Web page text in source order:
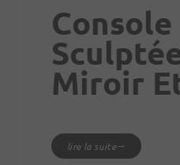
Console
Miroir
lire la suite